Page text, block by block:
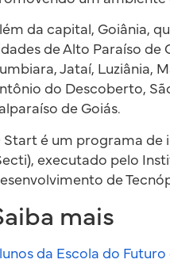
da capital, Goiânia,
de Alto Paraíso de
Jataí, Luziânia,
do Descoberto,
de Goiás.
Start é um programa de
executado pelo
de
mais
da Escola do